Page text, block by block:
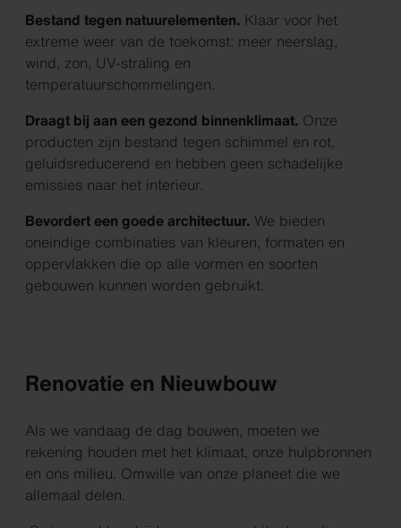
Bestand tegen natuurelementen. Klaar voor het
extreme weer van de toekomst: meer neerslag,
wind, zon, UV-straling en
temperatuurschommelingen.
Draagt bij aan een gezond binnenklimaat. Onze
producten zijn bestand tegen schimmel en rot,
geluidsreducerend en hebben geen schadelijke
emissies naar het interieur.
Bevordert een goede architectuur. We bieden
oneindige combinaties van kleuren, formaten en
oppervlakken die op alle vormen en soorten
gebouwen kunnen worden gebruikt.
Renovatie en Nieuwbouw
Als we vandaag de dag bouwen, moeten we
rekening houden met het klimaat, onze hulpbronnen
en ons milieu. Omwille van onze planeet die we
allemaal delen.